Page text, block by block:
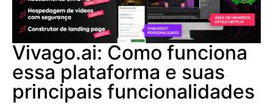
Vivago.ai: Como funciona
essa plataforma e suas
principais funcionalidades